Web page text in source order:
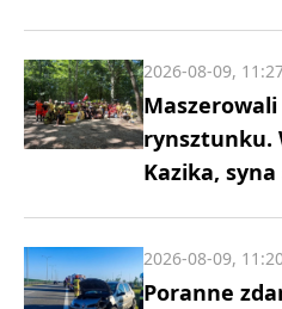
Maszerowali
rynsztunku.
Kazika,
2026-08-09,
Poranne
2026-08-09,